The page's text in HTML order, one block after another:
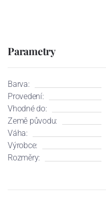
Parametry
Barva:
Provedení:
Vhodné do:
Země původu:
Váha:
Výrobce:
Rozměry: